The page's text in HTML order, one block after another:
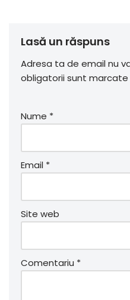
Lasă un răspuns
Adresa ta de email nu
obligatorii sunt marcate
Nume *
Email *
Site web
Comentariu *